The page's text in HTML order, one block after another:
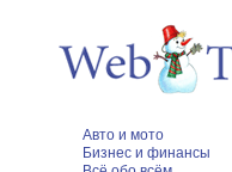
Авто и мото
Бизнес и финансы